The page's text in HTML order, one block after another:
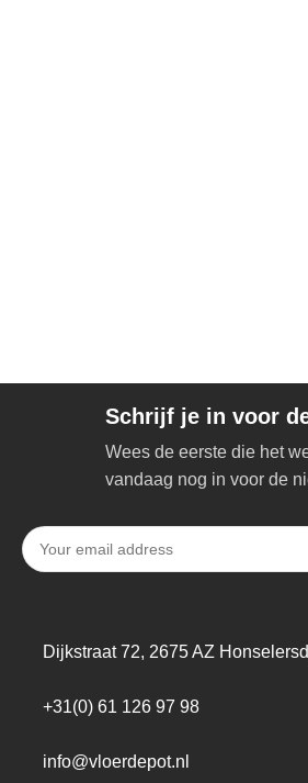
Schrijf je in voor
Wees de eerste die het
vandaag nog in voor de
Dijkstraat 72, 2675 AZ
+31(0) 61 126 97 98
info@vloerdepot.nl